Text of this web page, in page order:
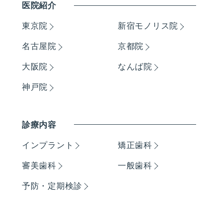
医院紹介
東京院 新宿モノリス院
名古屋院 京都院
大阪院 なんば院
神戸院
診療内容
インプラント 矯正歯科
審美歯科 一般歯科
予防・定期検診